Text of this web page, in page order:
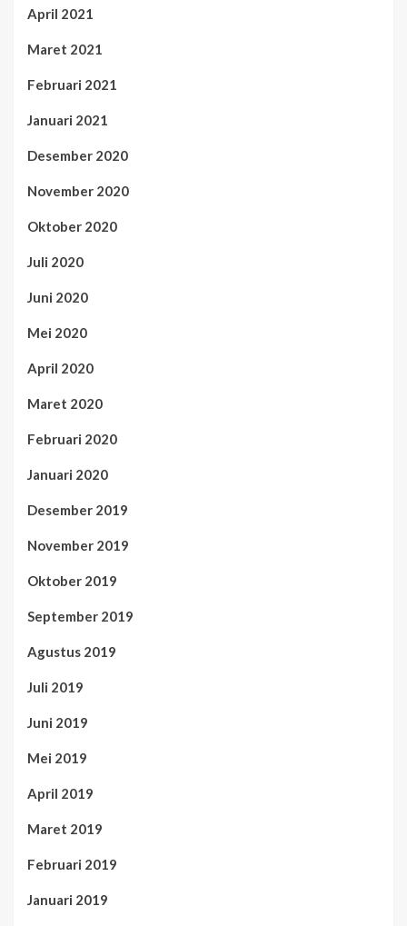
April 2021
Maret 2021
Februari 2021
Januari 2021
Desember 2020
November 2020
Oktober 2020
Juli 2020
Juni 2020
Mei 2020
April 2020
Maret 2020
Februari 2020
Januari 2020
Desember 2019
November 2019
Oktober 2019
September 2019
Agustus 2019
Juli 2019
Juni 2019
Mei 2019
April 2019
Maret 2019
Februari 2019
Januari 2019